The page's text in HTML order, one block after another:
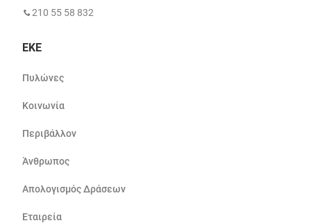
210 55 58 832
ΕΚΕ
Πυλώνες
Κοινωνία
Περιβάλλον
Άνθρωπος
Απολογισμός Δράσεων
Εταιρεία